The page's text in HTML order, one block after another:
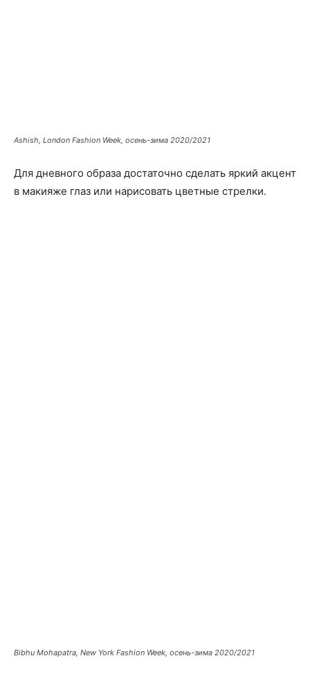
Ashish, London Fashion Week, осень-зима 2020/2021
Для дневного образа достаточно сделать яркий акцент
в макияже глаз или нарисовать цветные стрелки.
Bibhu Mohapatra, New York Fashion Week, осень-зима 2020/2021